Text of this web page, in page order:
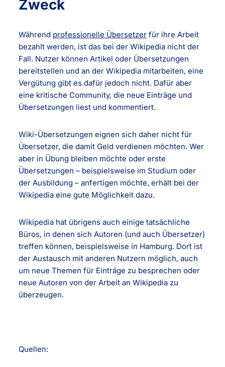
Zweck
Während professionelle Übersetzer für ihre Arbeit
bezahlt werden, ist das bei der Wikipedia nicht der
Fall. Nutzer können Artikel oder Übersetzungen
bereitstellen und an der Wikipedia mitarbeiten, eine
Vergütung gibt es dafür jedoch nicht. Dafür aber
eine kritische Community, die neue Einträge und
Übersetzungen liest und kommentiert.
Wiki-Übersetzungen eignen sich daher nicht für
Übersetzer, die damit Geld verdienen möchten. Wer
aber in Übung bleiben möchte oder erste
Übersetzungen – beispielsweise im Studium oder
der Ausbildung – anfertigen möchte, erhält bei der
Wikipedia eine gute Möglichkeit dazu.
Wikipedia hat übrigens auch einige tatsächliche
Büros, in denen sich Autoren (und auch Übersetzer)
treffen können, beispielsweise in Hamburg. Dort ist
der Austausch mit anderen Nutzern möglich, auch
um neue Themen für Einträge zu besprechen oder
neue Autoren von der Arbeit an Wikipedia zu
überzeugen.
Quellen: